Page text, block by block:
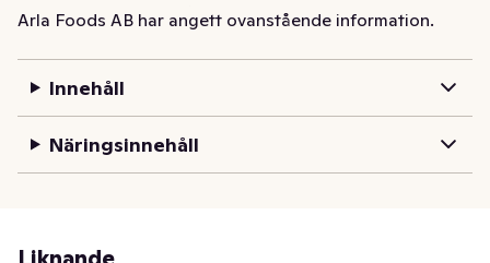
frukost som mellanmål och passar fint med müsli,
att produkten är gjord på 100 procent svensk mjölk.
Samma goda yoghurt – nu i ny smart förpackning.
Skruvkorken och toppen sorteras som plast och
kartongen som papper.
Mild, ekologisk naturell lättyoghurt, gjord på svensk
nyckelhålsmärkt, med sin låga fetthalt är den ett utmärkt
Arla Foods AB har angett ovanstående information.
Innehåll
Näringsinnehåll